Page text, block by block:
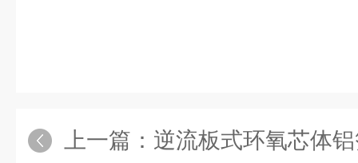
上一篇： 逆流板式环氧芯体